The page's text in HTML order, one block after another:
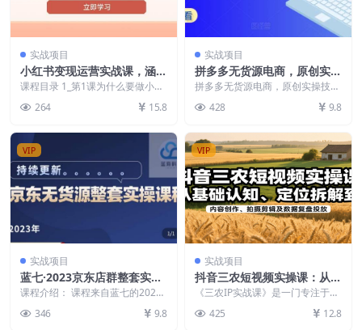
实战项目
小红书变现运营实战课，涵盖
选品、流量获取与图文创作，
课程目录 1_第1课为什么要做小红
架.mp...
264 15.8
实战项目
拼多多无货源电商，原创实操
技术+高阶更新，保姆级教程
拼多多无货源电商，原创实操技术
容： 01.【拼多多...
428 9.8
VIP
实战项目
蓝七·2023京东店群整套实操
视频教程，京东无货源整套操
作流程大总结，减少信息差，
有效做店发展
课程介绍： 课程来自蓝七的2023
新手以及做店没有...
346 9.8
VIP
实战项目
抖音三农短视频实操课：从基
础认知、定位拆解到内容创
作、拍摄剪辑及数据复盘投放
《三农IP实战课》是一门专注于三
统化课程，涵盖从...
425 12.8